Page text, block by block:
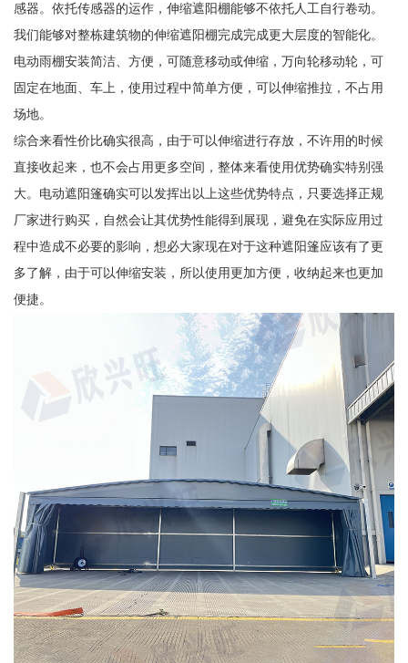
感器。依托传感器的运作，伸缩遮阳棚能够不依托人工自行卷动。
我们能够对整栋建筑物的伸缩遮阳棚完成完成更大层度的智能化。
电动雨棚安装简洁、方便，可随意移动或伸缩，万向轮移动轮，可
固定在地面、车上，使用过程中简单方便，可以伸缩推拉，不占用
场地。
综合来看性价比确实很高，由于可以伸缩进行存放，不许用的时候
直接收起来，也不会占用更多空间，整体来看使用优势确实特别强
大。电动遮阳篷确实可以发挥出以上这些优势特点，只要选择正规
厂家进行购买，自然会让其优势性能得到展现，避免在实际应用过
程中造成不必要的影响，想必大家现在对于这种遮阳篷应该有了更
多了解，由于可以伸缩安装，所以使用更加方便，收纳起来也更加
便捷。